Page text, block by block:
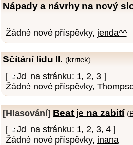
Nápady a návrhy na nový
Žádné nové příspěvky, jenda^^
Sčítání lidu II. (krrttek)
[ Jdi na stránku: 1, 2, 3]
Žádné nové příspěvky,
[Hlasování] Beat je na zabití (
[ Jdi na stránku: 1, 2, 3, 4]
Žádné nové příspěvky, inana